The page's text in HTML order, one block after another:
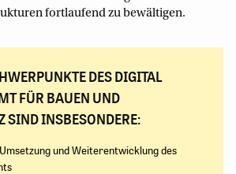
fortlaufend zu bewältigen.
DES DIGITAL
FÜR BAUEN UND
SIND INSBESONDERE:
und Weiterentwicklung des